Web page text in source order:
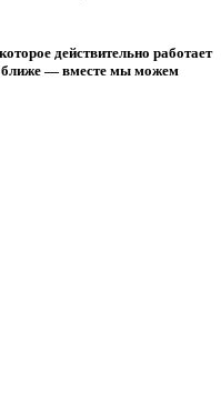
действительно работает
ближе — вместе мы можем